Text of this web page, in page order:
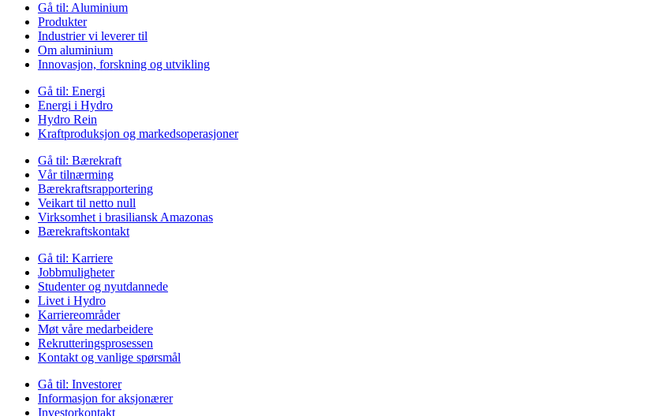
Gå til: Aluminium
Produkter
Industrier vi leverer til
Om aluminium
Innovasjon, forskning og utvikling
Gå til: Energi
Energi i Hydro
Hydro Rein
Kraftproduksjon og markedsoperasjoner
Gå til: Bærekraft
Vår tilnærming
Bærekraftsrapportering
Veikart til netto null
Virksomhet i brasiliansk Amazonas
Bærekraftskontakt
Gå til: Karriere
Jobbmuligheter
Studenter og nyutdannede
Livet i Hydro
Karriereområder
Møt våre medarbeidere
Rekrutteringsprosessen
Kontakt og vanlige spørsmål
Gå til: Investorer
Informasjon for aksjonærer
Investorkontakt